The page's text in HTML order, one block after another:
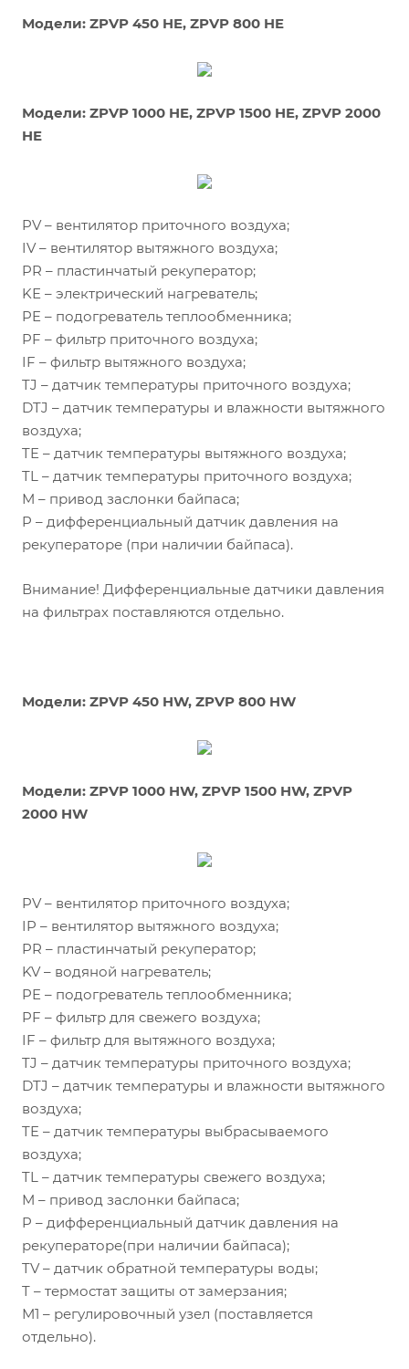
Модели: ZPVP 450 HE, ZPVP 800 HE
Модели: ZPVP 1000 HE, ZPVP 1500 HE, ZPVP 2000
HE
PV – вентилятор приточного воздуха;
IV – вентилятор вытяжного воздуха;
PR – пластинчатый рекуператор;
KЕ – электрический нагреватель;
PE – подогреватель теплообменника;
PF – фильтр приточного воздуха;
IF – фильтр вытяжного воздуха;
TJ – датчик температуры приточного воздуха;
DTJ – датчик температуры и влажности вытяжного
воздуха;
TE – датчик температуры вытяжного воздуха;
TL – датчик температуры приточного воздуха;
М – привод заслонки байпаса;
P – дифференциальный датчик давления на
рекуператоре (при наличии байпаса).
Внимание! Дифференциальные датчики давления
на фильтрах поставляются отдельно.
Модели: ZPVP 450 HW, ZPVP 800 HW
Модели: ZPVP 1000 HW, ZPVP 1500 HW, ZPVP
2000 HW
PV – вентилятор приточного воздуха;
IP – вентилятор вытяжного воздуха;
PR – пластинчатый рекуператор;
KV – водяной нагреватель;
PE – подогреватель теплообменника;
PF – фильтр для свежего воздуха;
IF – фильтр для вытяжного воздуха;
TJ – датчик температуры приточного воздуха;
DTJ – датчик температуры и влажности вытяжного
воздуха;
TE – датчик температуры выбрасываемого
воздуха;
TL – датчик температуры свежего воздуха;
М – привод заслонки байпаса;
P – дифференциальный датчик давления на
рекуператоре(при наличии байпаса);
TV – датчик обратной температуры воды;
T – термостат защиты от замерзания;
М1 – регулировочный узел (поставляется
отдельно).